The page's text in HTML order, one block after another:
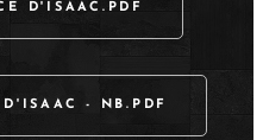
D'ISAAC.PDF
- NB.PDF